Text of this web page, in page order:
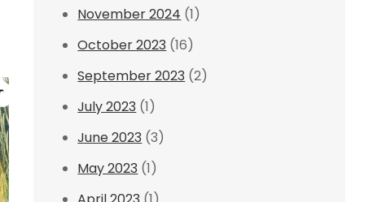
November 2024 (1)
October 2023 (16)
September 2023 (2)
July 2023 (1)
June 2023 (3)
May 2023 (1)